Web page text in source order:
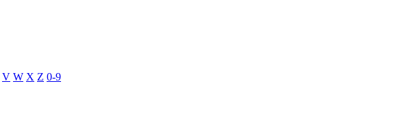
V W X Z 0-9